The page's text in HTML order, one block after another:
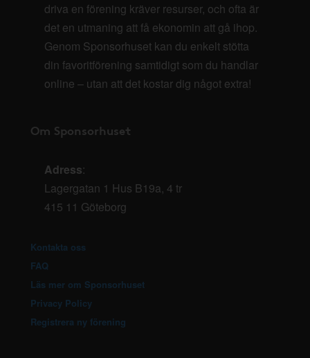
driva en förening kräver resurser, och ofta är
det en utmaning att få ekonomin att gå ihop.
Genom Sponsorhuset kan du enkelt stötta
din favoritförening samtidigt som du handlar
online – utan att det kostar dig något extra!
Om Sponsorhuset
Adress:
Lagergatan 1 Hus B19a, 4 tr
415 11 Göteborg
Kontakta oss
FAQ
Läs mer om Sponsorhuset
Privacy Policy
Registrera ny förening